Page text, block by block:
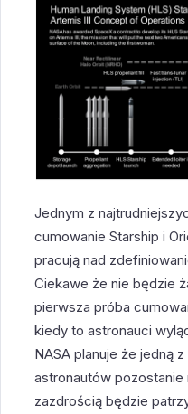
Jednym z
cumowanie Starship i
pracują nad
Ciekawe że nie będzie
pierwsza próba
kiedy to astronauci
NASA planuje że jedną
astronautów pozostanie
zazdrością będzie